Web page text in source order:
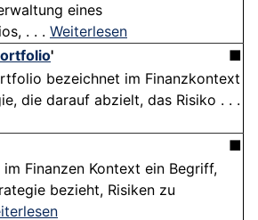
eines
. . . Weiterlesen
'
■
bezeichnet im Finanzkontext
die darauf abzielt, das Risiko . . .
■
Finanzen Kontext ein Begriff,
bezieht, Risiken zu